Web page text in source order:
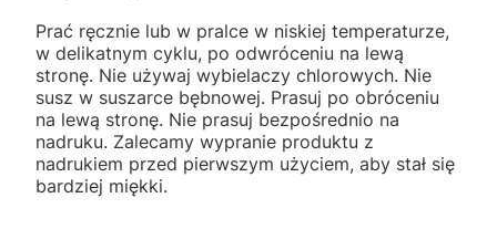
Prać ręcznie lub w pralce w niskiej temperaturze,
w delikatnym cyklu, po odwróceniu na lewą
stronę. Nie używaj wybielaczy chlorowych. Nie
susz w suszarce bębnowej. Prasuj po obróceniu
na lewą stronę. Nie prasuj bezpośrednio na
nadruku. Zalecamy wypranie produktu z
nadrukiem przed pierwszym użyciem, aby stał się
bardziej miękki.